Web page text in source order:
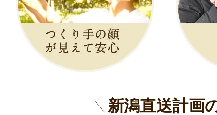
新潟直送計画